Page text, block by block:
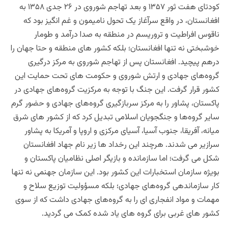
کودتای هفت ثور ۱۳۵۷ و بعد تهاجم شوروی در ۲۶ جدی ۱۳۵۸ به
افغانستان، در واقع سرآغاز یک تحول نامیمون و غم انگیز بود که
ناقوس افراطیت و تروریسم در منطقه به صدا درآمد و طومار
خوشبختی نه تنها افغانستان؛ بلکه کشور های منطقه و حتا جهان را
درهم پیچید. افغانستان پس از تهاجم شوروی به مرکز درگیری
گروه‌های جهادی و ارتش شوروی و حکومت های تحت حمایت این
کشور قرار گرفت‌. این جنگ با توجه به‌ مرکزیت گروه‌های جهادی در
پاکستان، پشاور را به مرکز سربازگیری گروه‌های جهادی و حضور گرم
سایر گروه‌ها و جنگجویان اسلامی تبدیل کرد که از کشور های شرق
میانه، آفریقا، جنوب آسیا، آسیای مرکزی و اروپا و آمریکا به پشاور
سرازیر می شدند. هرچند این رخداد ها زیر نام جهاد افغانستان
شکل می‌ گرفت؛ اما سازمانده و بازیگر اصلی نظامیان پاکستان و
بویژه سازمان استخبارات این کشور بود. این سازمان جهنمی نه تنها
کار سازماندهی گروه‌های جهادی؛ بلکه مسؤولیت توزیع سلاح و
مهمات و مواد انفجاری ای را به گروه‌های جهادی داشت که از سوی
کشور های غربی برای گروه های یاد شده کمک می گردید.